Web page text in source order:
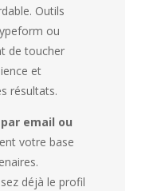
Outils
ou
de toucher
et
résultats.
email ou
votre base
déjà le profil